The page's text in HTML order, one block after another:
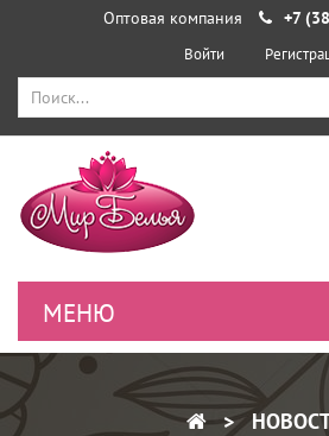
Оптовая компания +7
Войти